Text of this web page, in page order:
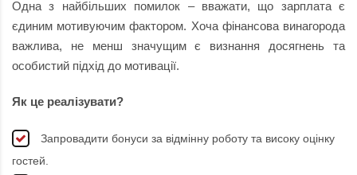
Одна з найбільших помилок – вважати, що зарплата є
єдиним мотивуючим фактором. Хоча фінансова винагорода
важлива, не менш значущим є визнання досягнень та
особистий підхід до мотивації.
Як це реалізувати?
Запровадити бонуси за відмінну роботу та високу оцінку
гостей.